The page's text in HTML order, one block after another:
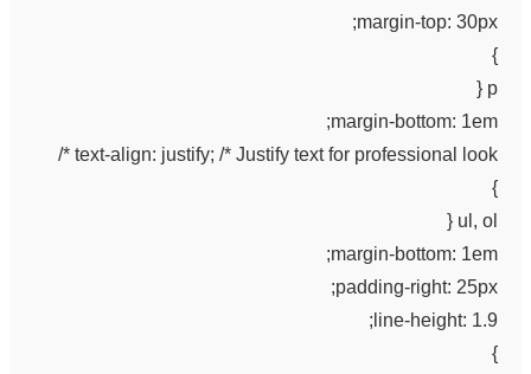
margin-top: 30px;
}
p {
margin-bottom: 1em;
text-align: justify; /* Justify text for professional look */
}
ul, ol {
margin-bottom: 1em;
padding-right: 25px;
line-height: 1.9;
}